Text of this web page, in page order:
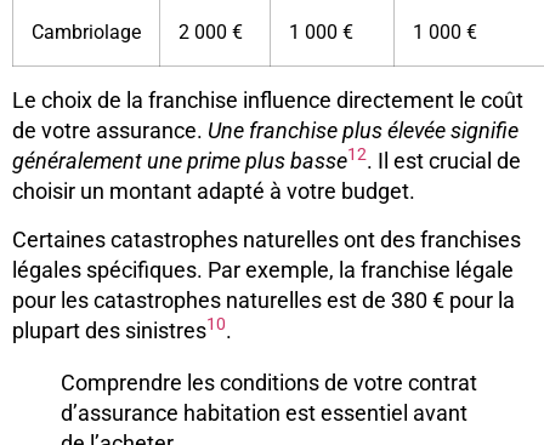
Cambriolage 2 000 € 1 000 € 1 000 €
Le choix de la franchise influence directement le coût
de votre assurance. Une franchise plus élevée signifie
généralement une prime plus basse12. Il est crucial de
choisir un montant adapté à votre budget.
Certaines catastrophes naturelles ont des franchises
légales spécifiques. Par exemple, la franchise légale
pour les catastrophes naturelles est de 380 € pour la
plupart des sinistres10.
Comprendre les conditions de votre contrat
d’assurance habitation est essentiel avant